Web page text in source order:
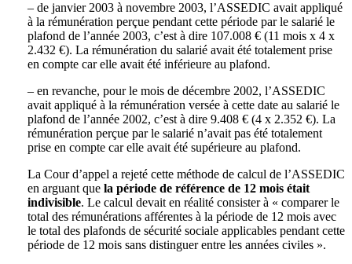
– de janvier 2003 à novembre 2003, l’ASSEDIC avait appliqué
à la rémunération perçue pendant cette période par le salarié le
plafond de l’année 2003, c’est à dire 107.008 € (11 mois x 4 x
2.432 €). La rémunération du salarié avait été totalement prise
en compte car elle avait été inférieure au plafond.
– en revanche, pour le mois de décembre 2002, l’ASSEDIC
avait appliqué à la rémunération versée à cette date au salarié le
plafond de l’année 2002, c’est à dire 9.408 € (4 x 2.352 €). La
rémunération perçue par le salarié n’avait pas été totalement
prise en compte car elle avait été supérieure au plafond.
La Cour d’appel a rejeté cette méthode de calcul de l’ASSEDIC
en arguant que la période de référence de 12 mois était
indivisible. Le calcul devait en réalité consister à « comparer le
total des rémunérations afférentes à la période de 12 mois avec
le total des plafonds de sécurité sociale applicables pendant cette
période de 12 mois sans distinguer entre les années civiles ».